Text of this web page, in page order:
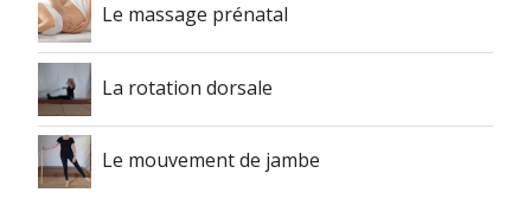
Le massage prénatal
La rotation dorsale
Le mouvement de jambe